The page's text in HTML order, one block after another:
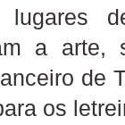
lugares
a
de
os